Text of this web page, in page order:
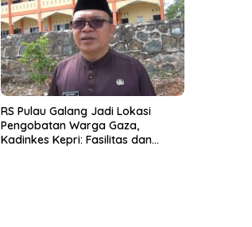
RS Pulau Galang Jadi Lokasi
Pengobatan Warga Gaza,
Kadinkes Kepri: Fasilitas dan